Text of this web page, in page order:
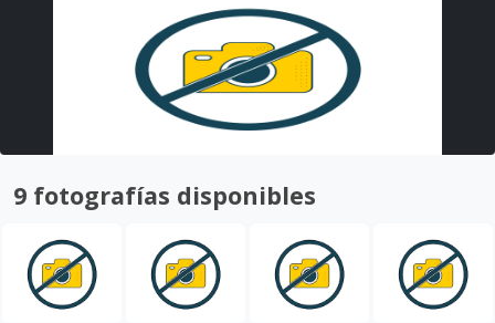
9 fotografías disponibles